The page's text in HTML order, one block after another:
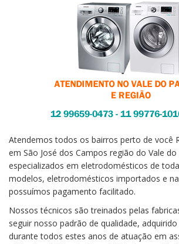
Atendemos todos os bairros perto de você
em São José dos Campos região do Vale
especializados em eletrodomésticos de
modelos, eletrodomésticos importados e
possuímos pagamento facilitado.
Nossos técnicos são treinados pelas
seguir nosso padrão de qualidade,
durante todos estes anos de atuação em